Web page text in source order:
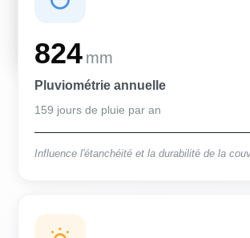
Des conditions qui influencent vos
824 mm
Pluviométrie annuelle
159 jours de pluie par an
Influence l'étanchéité et la durabilité de la